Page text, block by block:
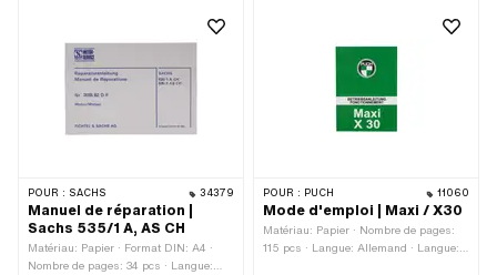
POUR : SACHS 34379
Manuel de réparation |
Sachs 535/1 A, AS CH
Matériau: Papier · Format DIN: A4 ·
Nombre de pages: 34 pcs · Langue:
POUR : PUCH 11060
Mode d'emploi | Maxi / X30
Matériau: Papier · Nombre de pages:
115 pcs · Langue: Allemand · Langue: